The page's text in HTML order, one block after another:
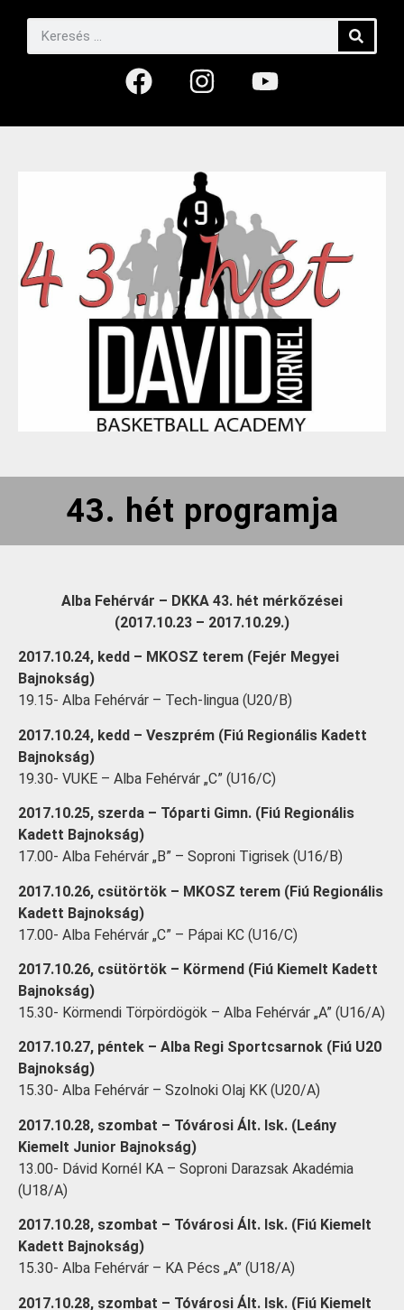
43. hét programja
Alba Fehérvár – DKKA 43. hét mérkőzései
(2017.10.23 – 2017.10.29.)
2017.10.24, kedd – MKOSZ terem (Fejér Megyei
Bajnokság)
19.15- Alba Fehérvár – Tech-lingua (U20/B)
2017.10.24, kedd – Veszprém (Fiú Regionális Kadett
Bajnokság)
19.30- VUKE – Alba Fehérvár „C” (U16/C)
2017.10.25, szerda – Tóparti Gimn. (Fiú Regionális
Kadett Bajnokság)
17.00- Alba Fehérvár „B” – Soproni Tigrisek (U16/B)
2017.10.26, csütörtök – MKOSZ terem (Fiú Regionális
Kadett Bajnokság)
17.00- Alba Fehérvár „C” – Pápai KC (U16/C)
2017.10.26, csütörtök – Körmend (Fiú Kiemelt Kadett
Bajnokság)
15.30- Körmendi Törpördögök – Alba Fehérvár „A” (U16/A)
2017.10.27, péntek – Alba Regi Sportcsarnok (Fiú U20
Bajnokság)
15.30- Alba Fehérvár – Szolnoki Olaj KK (U20/A)
2017.10.28, szombat – Tóvárosi Ált. Isk. (Leány
Kiemelt Junior Bajnokság)
13.00- Dávid Kornél KA – Soproni Darazsak Akadémia
(U18/A)
2017.10.28, szombat – Tóvárosi Ált. Isk. (Fiú Kiemelt
Kadett Bajnokság)
15.30- Alba Fehérvár – KA Pécs „A” (U18/A)
2017.10.28, szombat – Tóvárosi Ált. Isk. (Fiú Kiemelt